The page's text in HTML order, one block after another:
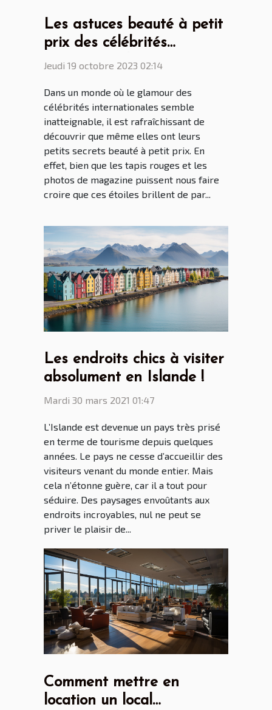
Les astuces beauté à petit
prix des célébrités
internationales
Jeudi 19 octobre 2023 02:14
Dans un monde où le glamour des
célébrités internationales semble
inatteignable, il est rafraîchissant de
découvrir que même elles ont leurs
petits secrets beauté à petit prix. En
effet, bien que les tapis rouges et les
photos de magazine puissent nous faire
croire que ces étoiles brillent de par...
Les endroits chics à visiter
absolument en Islande !
Mardi 30 mars 2021 01:47
L’Islande est devenue un pays très prisé
en terme de tourisme depuis quelques
années. Le pays ne cesse d’accueillir des
visiteurs venant du monde entier. Mais
cela n’étonne guère, car il a tout pour
séduire. Des paysages envoûtants aux
endroits incroyables, nul ne peut se
priver le plaisir de...
Comment mettre en
location un local